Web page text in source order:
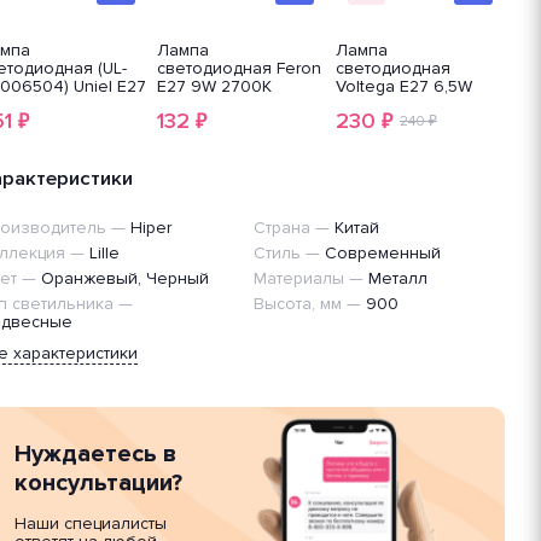
(UL-
Uniel E27
A60-
₽
Лампа
светодиодная Feron
E27 9W 2700K
38026
132 ₽
Лампа
светодиодная
Voltega E27 6,5W
VG10-G45E27cold9W-
230 ₽ 240 ₽
— Hiper Страна — Китай
— Lille Стиль — Современный
— Оранжевый, Черный Материалы — Металл
светильника —
Высота, мм — 900
характеристики
Нуждаетесь в
консультации?
Наши специалисты